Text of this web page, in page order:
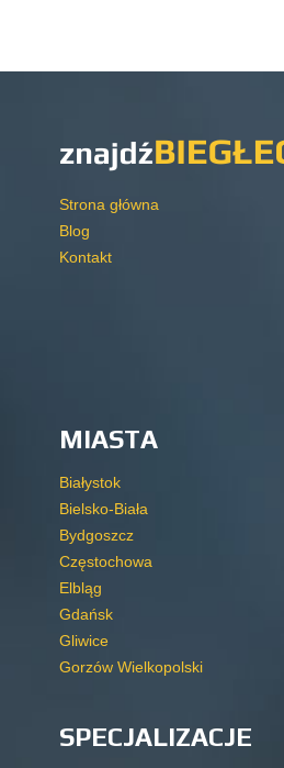
Strona główna
Blog
Kontakt
MIASTA
Białystok
Bielsko-Biała
Bydgoszcz
Częstochowa
Elbląg
Gdańsk
Gliwice
Gorzów Wielkopolski
SPECJALIZACJE